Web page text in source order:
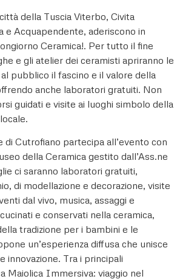
della Tuscia Viterbo, Civita
e Acquapendente, aderiscono in
Ceramica!. Per tutto il fine
e gli atelier dei ceramisti apriranno le
pubblico il fascino e il valore della
anche laboratori gratuiti. Non
guidati e visite ai luoghi simbolo della
di Cutrofiano partecipa all’evento con
della Ceramica gestito dall’Ass.ne
ci saranno laboratori gratuiti,
di modellazione e decorazione, visite
dal vivo, musica, assaggi e
e conservati nella ceramica,
tradizione per i bambini e le
un’esperienza diffusa che unisce
innovazione. Tra i principali
Maiolica Immersiva: viaggio nel